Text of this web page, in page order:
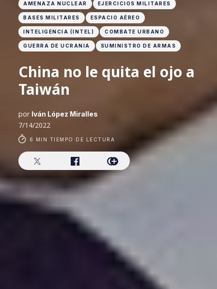
AMENAZA NUCLEAR EJERCICIOS MILITARES
BASES MILITARES ESPACIO AÉREO
INTELIGENCIA (INTEL) COMBATE URBANO
GUERRA DE UCRANIA SUMINISTRO DE ARMAS
China no le quita el ojo a
Taiwán
por Iván López Miralles
7/14/2022
6 MIN TIEMPO DE LECTURA